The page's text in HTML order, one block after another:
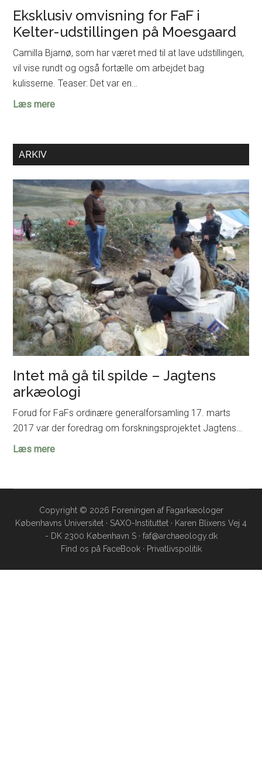
Eksklusiv omvisning for FaF i
Kelter-udstillingen på Moesgaard
Camilla Bjarnø, som har været med til at lave udstillingen,
vil vise rundt og også fortælle om arbejdet bag
kulisserne. Teaser: Det var en…
Læs mereEksklusiv
i
Kelter-
udstillingen
på
Moesgaard
ARKIV
Intet må gå til spilde – Jagtens
arkæologi
Forud for FaFs ordinære generalforsamling 17. marts
2017 var der foredrag om forskningsprojektet Jagtens…
Læs mereIntet
spilde
–
Jagtens
arkæologi
Copyright © 2026 Foreningen af Fagarkæologer
Københavns Universitet · SAXO-Instituttet · Karen Blixens Vej 4
- DK 2300 København S · faf@archaeology.dk
Find os på FaceBook· Privatlivspolitik